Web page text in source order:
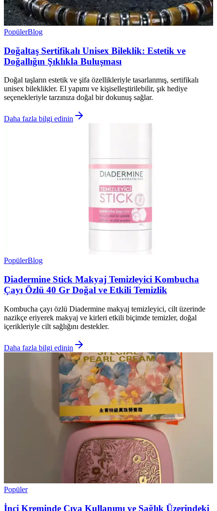
PopülerBlog
Doğaltaş Sertifikalı Unisex Bileklik: Estetik ve
Doğallığın Şıklıkla Buluşması
Doğal taşların estetik ve şifa özellikleriyle tasarlanmış, sertifikalı
unisex bileklikler. El yapımı ve kişiselleştirilebilir, şık hediye
seçenekleriyle tarzınıza doğal bir dokunuş sağlar.
Daha fazla bilgi edinin
PopülerBlog
Diadermine Stick Makyaj Temizleyici Kombucha
Çayı Özlü 40 Gr Doğal ve Etkili Temizlik
Kombucha çayı özlü Diadermine makyaj temizleyici, cilt üzerinde
nazikçe eriyerek makyaj ve kirleri etkili biçimde temizler, doğal
içerikleriyle cilt sağlığını destekler.
Daha fazla bilgi edinin
Popüler
İnci Kreminde Cıva Kullanımı ve Sağlık Üzerindeki